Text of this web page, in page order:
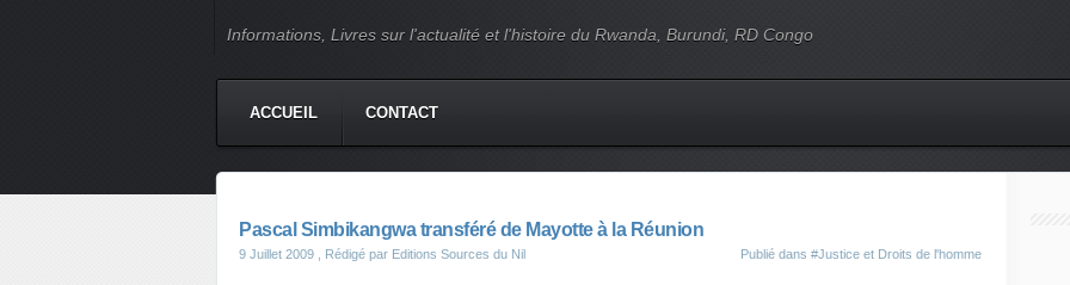
Informations, Livres sur l'actualité et l'histoire du Rwanda, Burundi, RD Congo
ACCUEIL CONTACT
Pascal Simbikangwa transféré de Mayotte à la Réunion
9 Juillet 2009 , Rédigé par Editions Sources du Nil Publié dans #Justice et Droits de l'homme